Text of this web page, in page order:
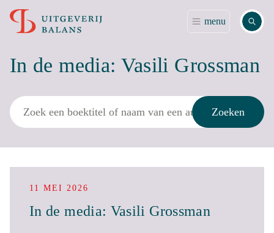
menu Zoek
In de media: Vasili Grossman
Zoek
Zoeken
11 MEI 2026
In de media: Vasili Grossman